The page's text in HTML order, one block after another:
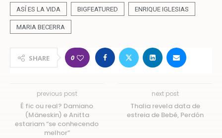
ASÍ ES LA VIDA BIGFEATURED ENRIQUE IGLESIAS
MARIA BECERRA
SHARE 0
previous post
É fic ou real? Damiano
(Mäneskin) e Anitta
estariam “se conhecendo
melhor”
next post
Thalia revela data de
estreia de Bebé, Perdón